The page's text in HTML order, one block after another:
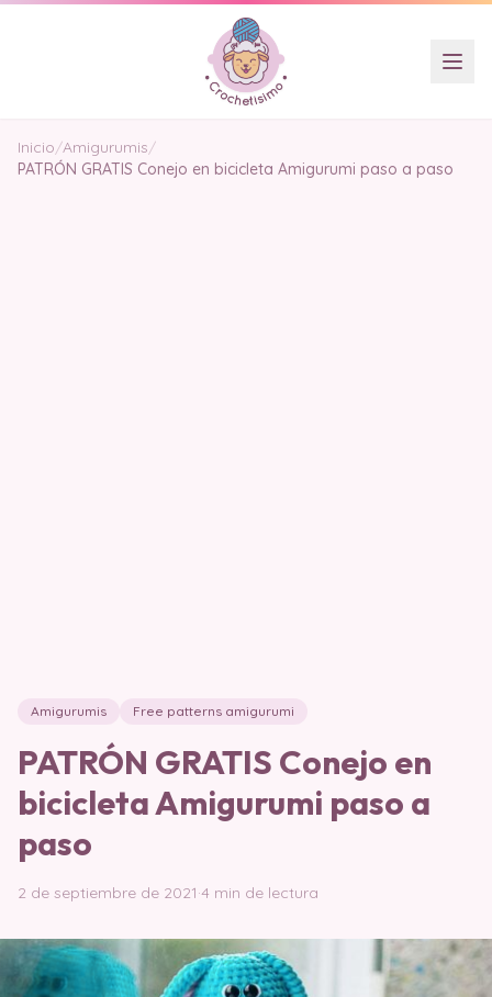
Inicio/Amigurumis/
PATRÓN GRATIS Conejo en bicicleta Amigurumi paso a paso
Amigurumis Free patterns amigurumi
PATRÓN GRATIS Conejo en
bicicleta Amigurumi paso a
paso
2 de septiembre de 2021·4 min de lectura